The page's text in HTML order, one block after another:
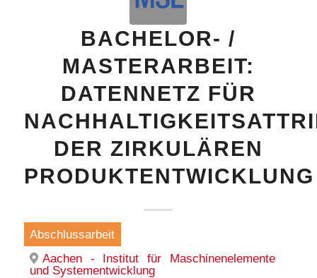
BACHELOR- /
MASTERARBEIT:
DATENNETZ FÜR
DER ZIRKULÄREN
PRODUKTENTWICKLUNG
Abschlussarbeit
Aachen - Institut für Maschinenelemente
und Systementwicklung